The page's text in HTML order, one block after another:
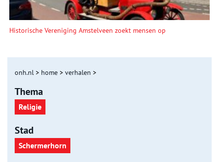
Historische Vereniging Amstelveen zoekt mensen op
onh.nl > home > verhalen >
Thema
Religie
Stad
Schermerhorn